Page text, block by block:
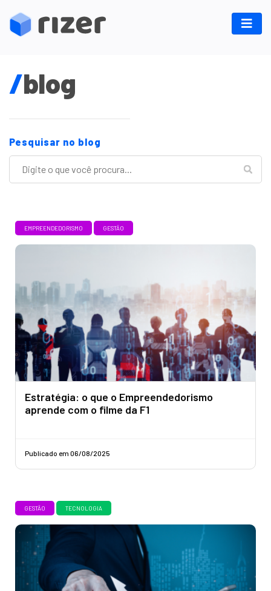
/blog
Pesquisar no blog
EMPREENDEDORISMO GESTÃO
Estratégia: o que o Empreendedorismo
aprende com o filme da F1
Publicado em 06/08/2025
GESTÃO TECNOLOGIA